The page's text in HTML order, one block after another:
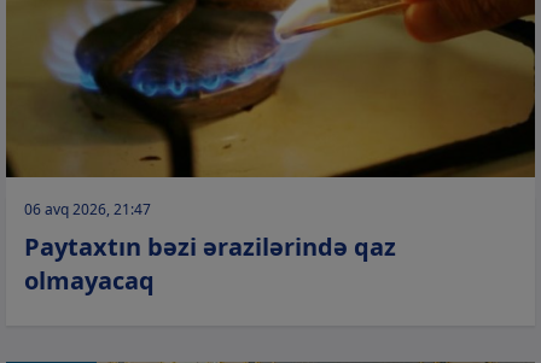
06 avq 2026, 21:47
Paytaxtın bəzi ərazilərində qaz
olmayacaq